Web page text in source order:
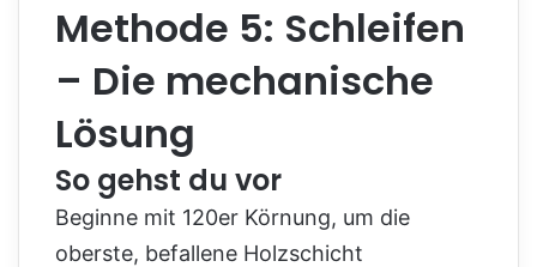
Methode 5: Schleifen
– Die mechanische
Lösung
So gehst du vor
Beginne mit 120er Körnung, um die
oberste, befallene Holzschicht